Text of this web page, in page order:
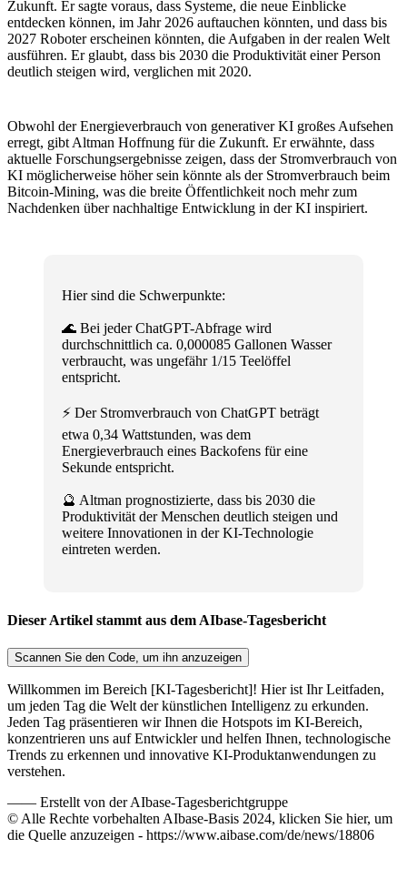
Zukunft. Er sagte voraus, dass Systeme, die neue Einblicke
entdecken können, im Jahr 2026 auftauchen könnten, und dass bis
2027 Roboter erscheinen könnten, die Aufgaben in der realen Welt
ausführen. Er glaubt, dass bis 2030 die Produktivität einer Person
deutlich steigen wird, verglichen mit 2020.
Obwohl der Energieverbrauch von generativer KI großes Aufsehen
erregt, gibt Altman Hoffnung für die Zukunft. Er erwähnte, dass
aktuelle Forschungsergebnisse zeigen, dass der Stromverbrauch von
KI möglicherweise höher sein könnte als der Stromverbrauch beim
Bitcoin-Mining, was die breite Öffentlichkeit noch mehr zum
Nachdenken über nachhaltige Entwicklung in der KI inspiriert.
Hier sind die Schwerpunkte:
🌊 Bei jeder ChatGPT-Abfrage wird
durchschnittlich ca. 0,000085 Gallonen Wasser
verbraucht, was ungefähr 1/15 Teelöffel
entspricht.
⚡ Der Stromverbrauch von ChatGPT beträgt
etwa 0,34 Wattstunden, was dem
Energieverbrauch eines Backofens für eine
Sekunde entspricht.
🔮 Altman prognostizierte, dass bis 2030 die
Produktivität der Menschen deutlich steigen und
weitere Innovationen in der KI-Technologie
eintreten werden.
Dieser Artikel stammt aus dem AIbase-Tagesbericht
Scannen Sie den Code, um ihn anzuzeigen
Willkommen im Bereich [KI-Tagesbericht]! Hier ist Ihr Leitfaden,
um jeden Tag die Welt der künstlichen Intelligenz zu erkunden.
Jeden Tag präsentieren wir Ihnen die Hotspots im KI-Bereich,
konzentrieren uns auf Entwickler und helfen Ihnen, technologische
Trends zu erkennen und innovative KI-Produktanwendungen zu
verstehen.
—— Erstellt von der AIbase-Tagesberichtgruppe
© Alle Rechte vorbehalten AIbase-Basis 2024, klicken Sie hier, um
die Quelle anzuzeigen - https://www.aibase.com/de/news/18806